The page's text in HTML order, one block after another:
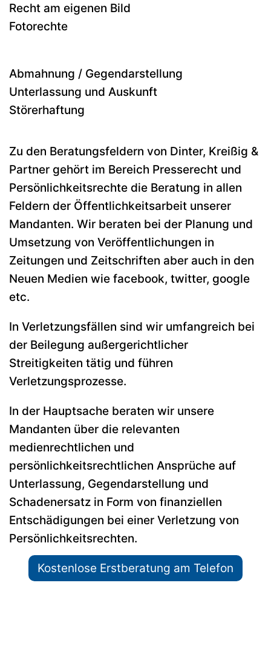
Recht am eigenen Bild
Fotorechte
Abmahnung / Gegendarstellung
Unterlassung und Auskunft
Störerhaftung
Zu den Beratungsfeldern von Dinter, Kreißig &
Partner gehört im Bereich Presserecht und
Persönlichkeitsrechte die Beratung in allen
Feldern der Öffentlichkeitsarbeit unserer
Mandanten. Wir beraten bei der Planung und
Umsetzung von Veröffentlichungen in
Zeitungen und Zeitschriften aber auch in den
Neuen Medien wie facebook, twitter, google
etc.
In Verletzungsfällen sind wir umfangreich bei
der Beilegung außergerichtlicher
Streitigkeiten tätig und führen
Verletzungsprozesse.
In der Hauptsache beraten wir unsere
Mandanten über die relevanten
medienrechtlichen und
persönlichkeitsrechtlichen Ansprüche auf
Unterlassung, Gegendarstellung und
Schadenersatz in Form von finanziellen
Entschädigungen bei einer Verletzung von
Persönlichkeitsrechten.
Kostenlose Erstberatung am Telefon